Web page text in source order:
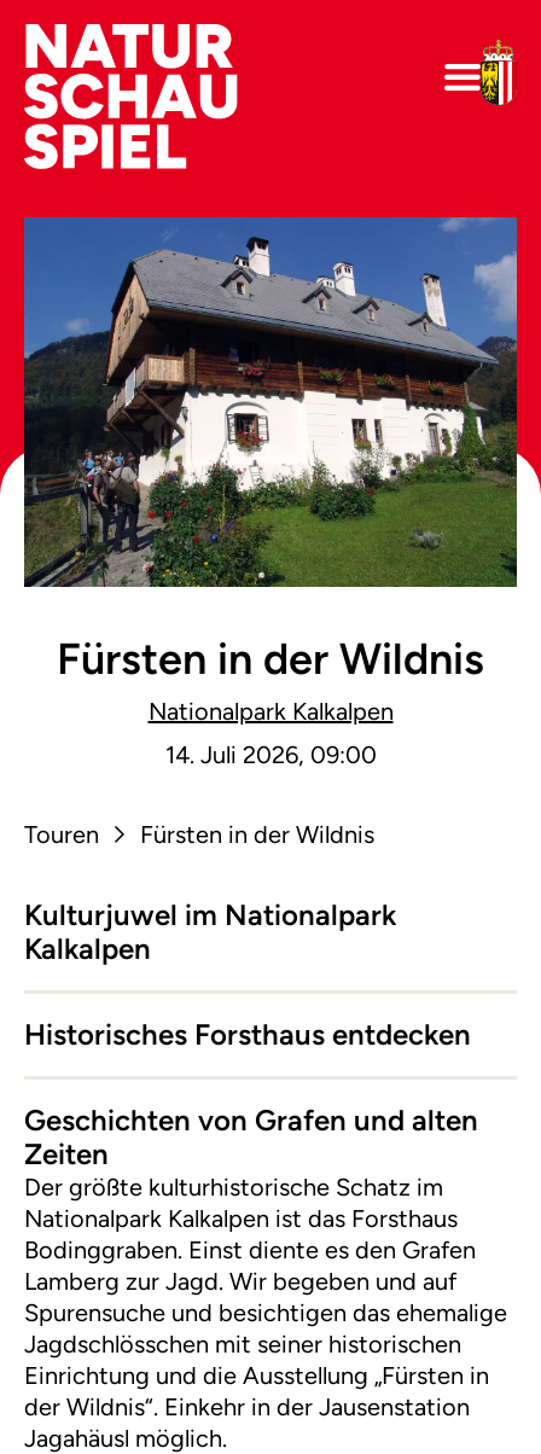
Fürsten in der Wildnis
Nationalpark Kalkalpen
14. Juli 2026, 09:00
Touren Fürsten in der Wildnis
Kulturjuwel im Nationalpark
Kalkalpen
Historisches Forsthaus entdecken
Geschichten von Grafen und alten
Zeiten
Der größte kulturhistorische Schatz im
Nationalpark Kalkalpen ist das Forsthaus
Bodinggraben. Einst diente es den Grafen
Lamberg zur Jagd. Wir begeben und auf
Spurensuche und besichtigen das ehemalige
Jagdschlösschen mit seiner historischen
Einrichtung und die Ausstellung „Fürsten in
der Wildnis“. Einkehr in der Jausenstation
Jagahäusl möglich.